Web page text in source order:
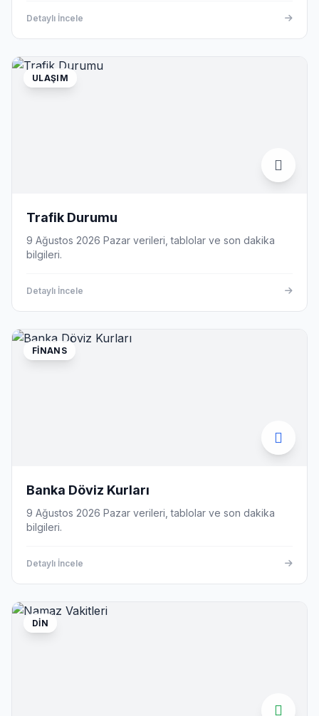
Detaylı İncele
ULAŞIM
Trafik Durumu
9 Ağustos 2026 Pazar verileri, tablolar ve son dakika
bilgileri.
Detaylı İncele
FINANS
Banka Döviz Kurları
9 Ağustos 2026 Pazar verileri, tablolar ve son dakika
bilgileri.
Detaylı İncele
DIN